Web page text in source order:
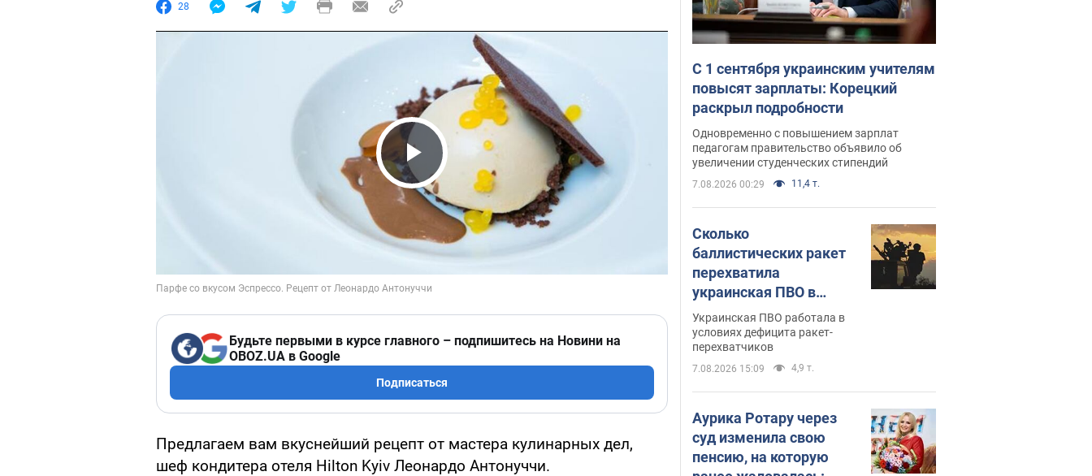
28
Play Video
Будьте первыми в курсе главного – подпишитесь на Новини на
OBOZ.UA в Google
Подписаться
Предлагаем вам вкуснейший рецепт от мастера кулинарных дел,
шеф кондитера отеля Hilton Kyiv Леонардо Антонуччи.
С 1 сентября украинским учителям
повысят зарплаты: Корецкий
раскрыл подробности
Одновременно с повышением зарплат
педагогам правительство объявило об
увеличении студенческих стипендий
7.08.2026 00:29 11,4 т.
Сколько
баллистических ракет
перехватила
украинская ПВО в
июле: в Минобороны
назвали цифру
Украинская ПВО работала в
условиях дефицита ракет-
перехватчиков
7.08.2026 15:09 4,9 т.
Аурика Ротару через
суд изменила свою
пенсию, на которую